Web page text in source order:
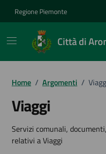
Regione Piemonte
Città di
Home / Argomenti /
Viaggi
Dettagli
Servizi comunali,
relativi a Viaggi